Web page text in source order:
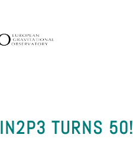
IN2P3 TURNS 50!